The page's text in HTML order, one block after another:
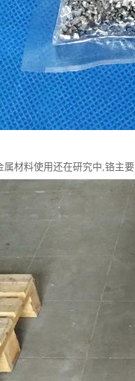
属材料使用还在研究中,铬主